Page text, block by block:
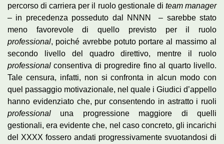
percorso di carriera per il ruolo gestionale di team manager
– in precedenza posseduto dal NNNN – sarebbe stato
meno favorevole di quello previsto per il ruolo
professional, poiché avrebbe potuto portare al massimo al
secondo livello del quadro direttivo, mentre il ruolo
professionalconsentiva di progredire fino al quarto livello.
Tale censura, infatti, non si confronta in alcun modo con
quel passaggio motivazionale, nel quale i Giudici d’appello
hanno evidenziato che, pur consentendo in astratto i ruoli
professional una progressione maggiore di quelli
gestionali, era evidente che, nel caso concreto, gli incarichi
del XXXX fossero andati progressivamente svuotandosi di